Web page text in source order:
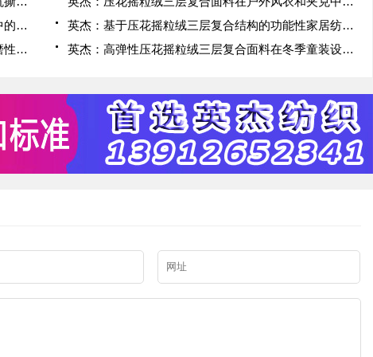
英杰：压花摇粒绒三层复合面料在户外运动服饰中的保暖与透气性能研究
英杰：基于压花摇粒绒三层复合结构的功能性家居纺织品开发与应用
英杰：压花摇粒绒三层复合面料的抗起球性与耐磨性优化技术分析
英杰：高弹性压花摇粒绒三层复合面料在冬季童装设计中的应用实践